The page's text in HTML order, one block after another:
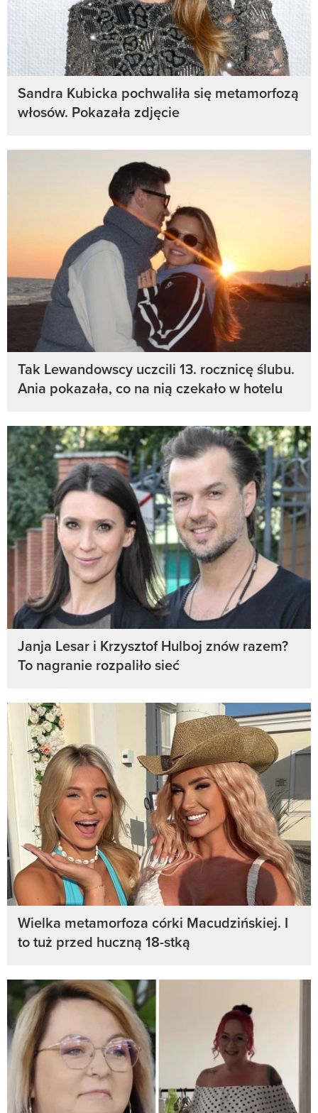
Sandra Kubicka pochwaliła się metamorfozą
włosów. Pokazała zdjęcie
Tak Lewandowscy uczcili 13. rocznicę ślubu.
Ania pokazała, co na nią czekało w hotelu
Janja Lesar i Krzysztof Hulboj znów razem?
To nagranie rozpaliło sieć
Wielka metamorfoza córki Macudzińskiej. I
to tuż przed huczną 18-stką